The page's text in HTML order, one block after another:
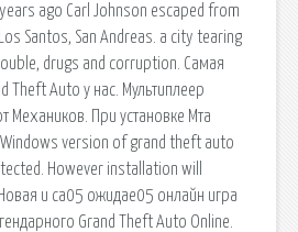
ago Carl Johnson escaped from
Santos, San Andreas. a city tearing
drugs and corruption. Самая
Theft Auto у нас. Мультиплеер
Механиков. При установке Мта
version of grand theft auto
However installation will
и са05 ожидае05 онлайн игра
Grand Theft Auto Online.